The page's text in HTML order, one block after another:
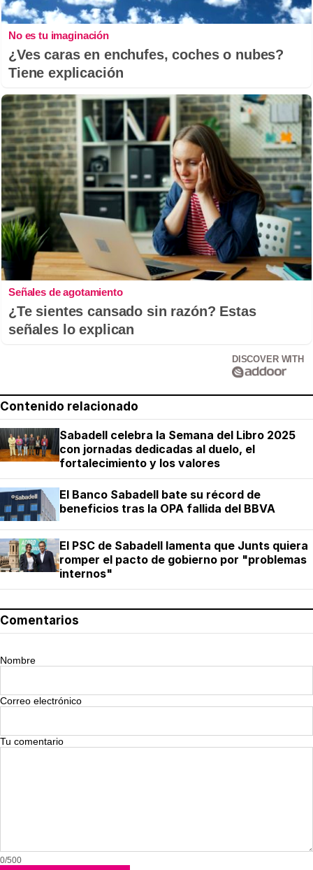
No es tu imaginación
¿Ves caras en enchufes, coches o nubes?
Tiene explicación
Señales de agotamiento
¿Te sientes cansado sin razón? Estas
señales lo explican
DISCOVER WITH
Contenido relacionado
Sabadell celebra la Semana del Libro 2025
con jornadas dedicadas al duelo, el
fortalecimiento y los valores
El Banco Sabadell bate su récord de
beneficios tras la OPA fallida del BBVA
El PSC de Sabadell lamenta que Junts quiera
romper el pacto de gobierno por "problemas
internos"
Comentarios
Nombre
Correo electrónico
Tu comentario
0/500